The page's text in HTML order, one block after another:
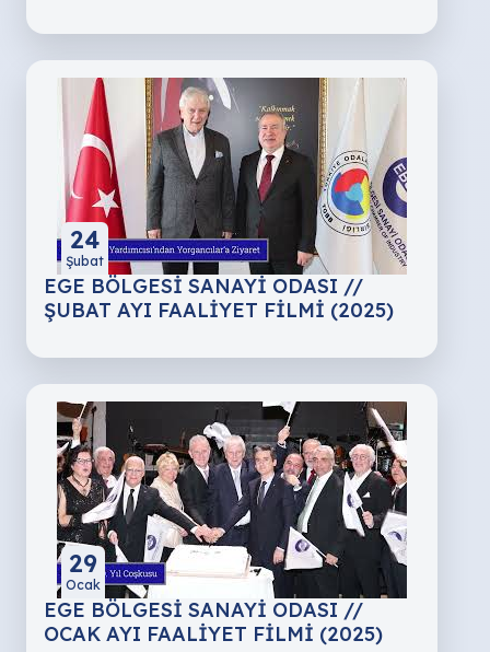
24
Şubat
EGE BÖLGESİ SANAYİ ODASI //
ŞUBAT AYI FAALİYET FİLMİ (2025)
29
Ocak
EGE BÖLGESİ SANAYİ ODASI //
OCAK AYI FAALİYET FİLMİ (2025)